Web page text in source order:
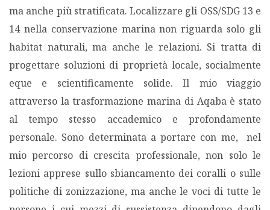
ma anche più stratificata. Localizzare gli OSS/SDG 13 e
14 nella conservazione marina non riguarda solo gli
habitat naturali, ma anche le relazioni. Si tratta di
progettare soluzioni di proprietà locale, socialmente
eque e scientificamente solide. Il mio viaggio
attraverso la trasformazione marina di Aqaba è stato
al tempo stesso accademico e profondamente
personale. Sono determinata a portare con me, nel
mio percorso di crescita professionale, non solo le
lezioni apprese sullo sbiancamento dei coralli o sulle
politiche di zonizzazione, ma anche le voci di tutte le